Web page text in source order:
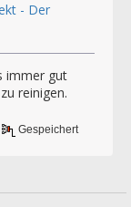
- Der
immer gut
reinigen.
Gespeichert